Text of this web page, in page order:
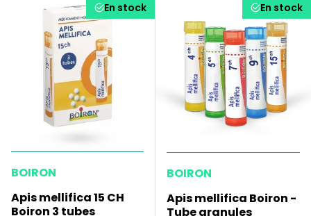
En stock
BOIRON
Apis mellifica 15 CH
Boiron 3 tubes
En stock
BOIRON
Apis mellifica Boiron -
Tube granules